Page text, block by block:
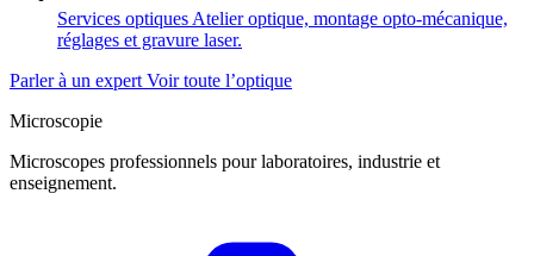
Services optiques Atelier optique, montage opto-mécanique,
réglages et gravure laser.
Parler à un expert Voir toute l’optique
Microscopie
Microscopes professionnels pour laboratoires, industrie et
enseignement.